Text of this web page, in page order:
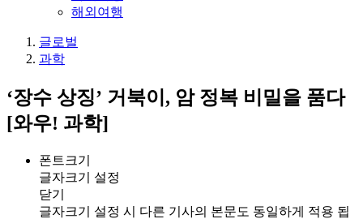
해외여행
글로벌
과학
‘장수 상징’ 거북이, 암 정복 비밀을 품다
[와우! 과학]
폰트크기
글자크기 설정
닫기
글자크기 설정 시 다른 기사의 본문도 동일하게 적용 됩